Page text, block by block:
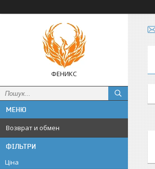
ФЕНИКС
Возврат и обмен
ФІЛЬТРИ
Ціна